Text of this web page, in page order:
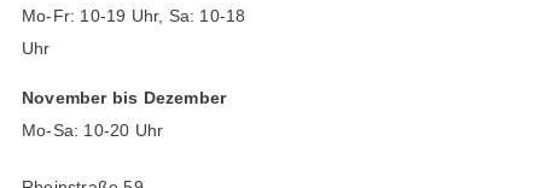
Mo-Fr: 10-19 Uhr, Sa: 10-18
Uhr
November bis Dezember
Mo-Sa: 10-20 Uhr